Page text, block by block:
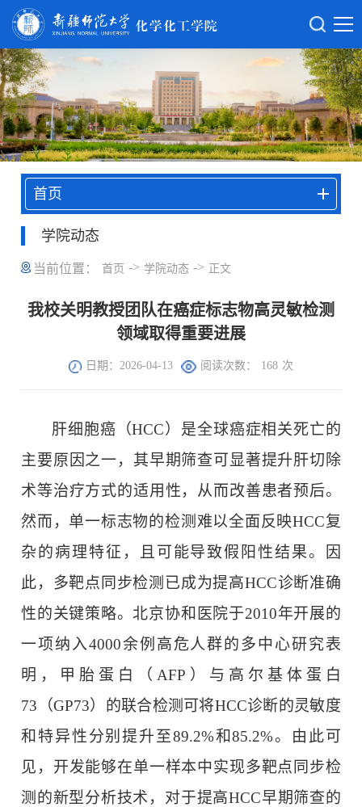
首页
学院动态
当前位置： 首页 -> 学院动态 -> 正文
我校关明教授团队在癌症标志物高灵敏检测
领域取得重要进展
日期：2026-04-13 阅读次数： 168 次
肝细胞癌（HCC）是全球癌症相关死亡的
主要原因之一，其早期筛查可显著提升肝切除
术等治疗方式的适用性，从而改善患者预后。
然而，单一标志物的检测难以全面反映HCC复
杂的病理特征，且可能导致假阳性结果。因
此，多靶点同步检测已成为提高HCC诊断准确
性的关键策略。北京协和医院于2010年开展的
一项纳入4000余例高危人群的多中心研究表
明，甲胎蛋白（AFP）与高尔基体蛋白
73（GP73）的联合检测可将HCC诊断的灵敏度
和特异性分别提升至89.2%和85.2%。由此可
见，开发能够在单一样本中实现多靶点同步检
测的新型分析技术，对于提高HCC早期筛查的